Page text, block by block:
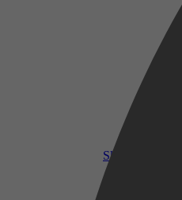
SkyShowtime